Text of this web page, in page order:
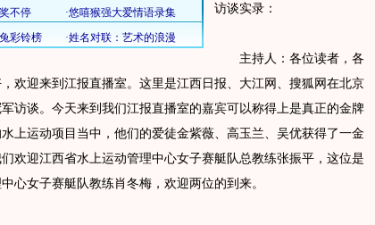
访谈实录：
主持人：各位读者，各
欢迎来到江报直播室。这里是江西日报、大江网、搜狐网在北京
访谈。今天来到我们江报直播室的嘉宾可以称得上是真正的金牌
上运动项目当中，他们的爱徒金紫薇、高玉兰、吴优获得了一金
欢迎江西省水上运动管理中心女子赛艇队总教练张振平，这位是
心女子赛艇队教练肖冬梅，欢迎两位的到来。